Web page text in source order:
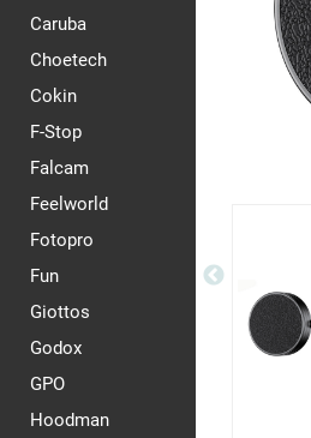
Caruba
Choetech
Cokin
F-Stop
Falcam
Feelworld
Fotopro
Fun
Giottos
Godox
GPO
Hoodman